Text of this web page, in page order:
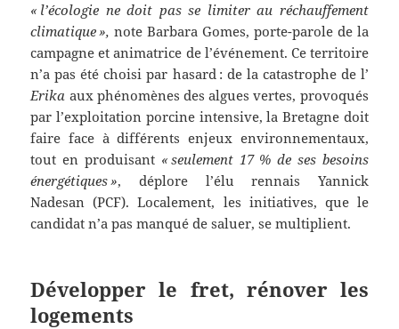
« l’écologie ne doit pas se limiter au réchauffement
climatique », note Barbara Gomes, porte-parole de la
campagne et animatrice de l’événement. Ce territoire
n’a pas été choisi par hasard : de la catastrophe de l’
Erika aux phénomènes des algues vertes, provoqués
par l’exploitation porcine intensive, la Bretagne doit
faire face à différents enjeux environnementaux,
tout en produisant « seulement 17 % de ses besoins
énergétiques », déplore l’élu rennais Yannick
Nadesan (PCF). Localement, les initiatives, que le
candidat n’a pas manqué de saluer, se multiplient.
Développer le fret, rénover les
logements